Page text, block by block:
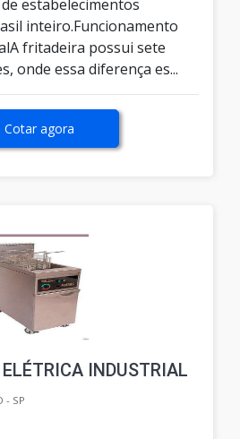
estabelecimentos
inteiro.Funcionamento
fritadeira possui sete
onde essa diferença es...
Cotar agora
INDUSTRIAL
- SP